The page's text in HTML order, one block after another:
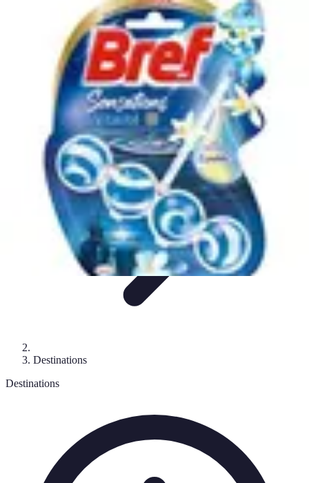
Sensations Aériennes
Techniques et ConseilsMontgolfièreActivités AériennesGuide
Sécurité et Préparation
Sensations Aériennes
Destinations
Destinations